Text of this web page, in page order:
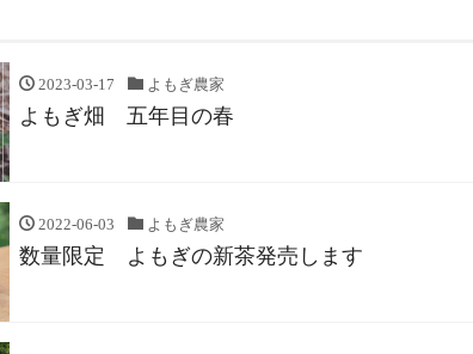
2023-03-17 よもぎ農家
よもぎ畑 五年目の春
2022-06-03 よもぎ農家
数量限定 よもぎの新茶発売します